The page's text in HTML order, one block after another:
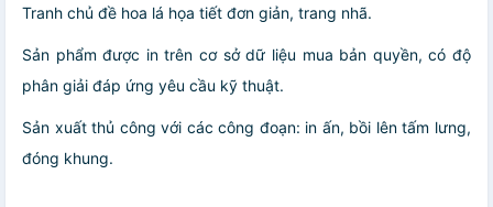
Tranh chủ đề hoa lá họa tiết đơn giản, trang nhã.
Sản phẩm được in trên cơ sở dữ liệu mua bản quyền, có độ
phân giải đáp ứng yêu cầu kỹ thuật.
Sản xuất thủ công với các công đoạn: in ấn, bồi lên tấm lưng,
đóng khung.